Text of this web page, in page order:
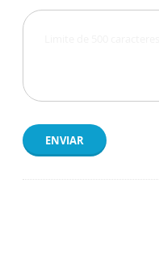
ENVIAR